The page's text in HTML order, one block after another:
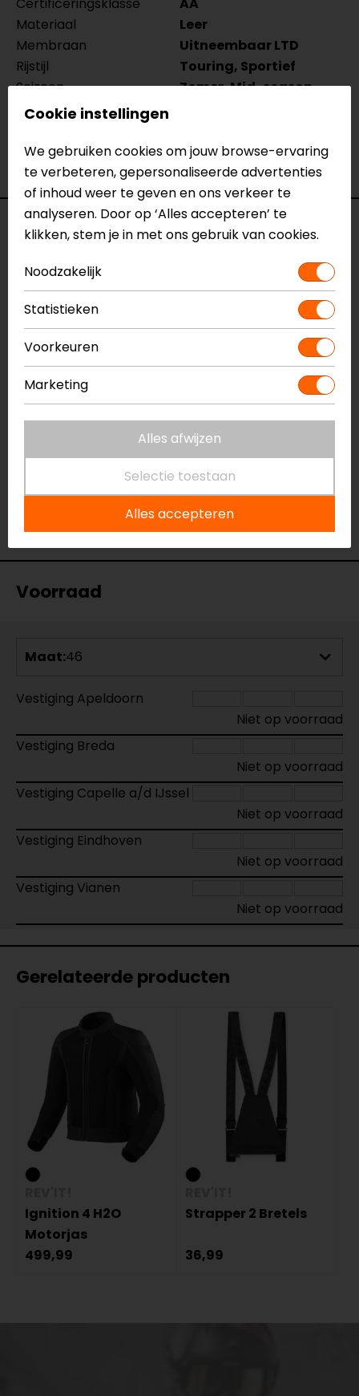
Materiaal
Leer
Membraan
Uitneembaar LTD
Rijstijl
Touring, Sportief
Seizoen
Zomer, Mid-season
Thermovoering Ja/Nee
Meshpanelen
Waterdicht
Ja
Reviews (2)
30-06-2026
Pasvorm is geweldig maar ook nog te verstellen.
Heerlijke doorwaai broek als je de voering eruit
haalt.
- Woude
20-02-2026
Complete pak geeft veel mogelijkheden
Voorraad
Maat:46
Vestiging Apeldoorn
Niet op voorraad
Vestiging Breda
Niet op voorraad
Vestiging Capelle a/d IJssel
Niet op voorraad
Vestiging Eindhoven
Niet op voorraad
Vestiging Vianen
Niet op voorraad
Gerelateerde producten
Ignition 4 H2O
Motorjas
499,99
Strapper 2 Bretels
36,99
Cookie instellingen
We gebruiken cookies om jouw browse-ervaring
te verbeteren, gepersonaliseerde advertenties
of inhoud weer te geven en ons verkeer te
analyseren. Door op ‘Alles accepteren’ te
klikken, stem je in met ons gebruik van cookies.
Noodzakelijk
Statistieken
Voorkeuren
Marketing
Alles afwijzen
Selectie toestaan
Alles accepteren